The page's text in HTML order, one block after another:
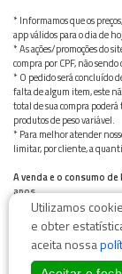
* Informamos que os
app válidos para o dia de
* As ações/promoções do
compra por CPF, não
* O pedido será concluído
falta de algum item, este
total de sua compra poderá
produtos de peso variável.
* Para melhor atender
limitar, por cliente, a
A venda e o consumo
anos.
Bebida alcoólica pode
Beba com moderação
Utilizamos
e obter
aceita nossa